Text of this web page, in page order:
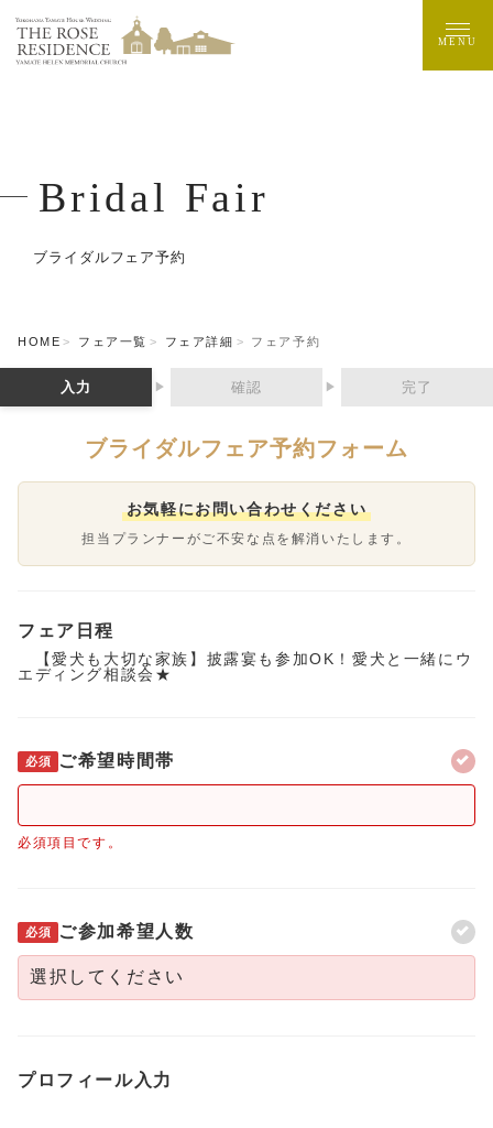
Bridal Fair
ブライダルフェア予約
MENU
HOME フェア一覧 フェア詳細 フェア予約
入力 ▶ 確認 ▶ 完了
ブライダルフェア予約フォーム
お気軽にお問い合わせください
担当プランナーがご不安な点を解消いたします。
フェア日程
【愛犬も大切な家族】披露宴も参加OK！愛犬と一緒にウ
エディング相談会★
必須 ご希望時間帯
必須項目です。
必須 ご参加希望人数
プロフィール入力